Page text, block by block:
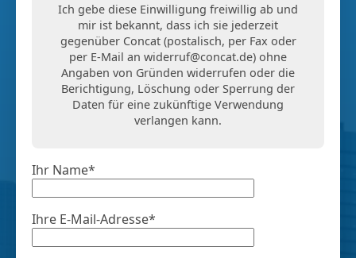
Ich gebe diese Einwilligung freiwillig ab und
mir ist bekannt, dass ich sie jederzeit
gegenüber Concat (postalisch, per Fax oder
per E-Mail an widerruf@concat.de) ohne
Angaben von Gründen widerrufen oder die
Berichtigung, Löschung oder Sperrung der
Daten für eine zukünftige Verwendung
verlangen kann.
Ihr Name*
Ihre E-Mail-Adresse*